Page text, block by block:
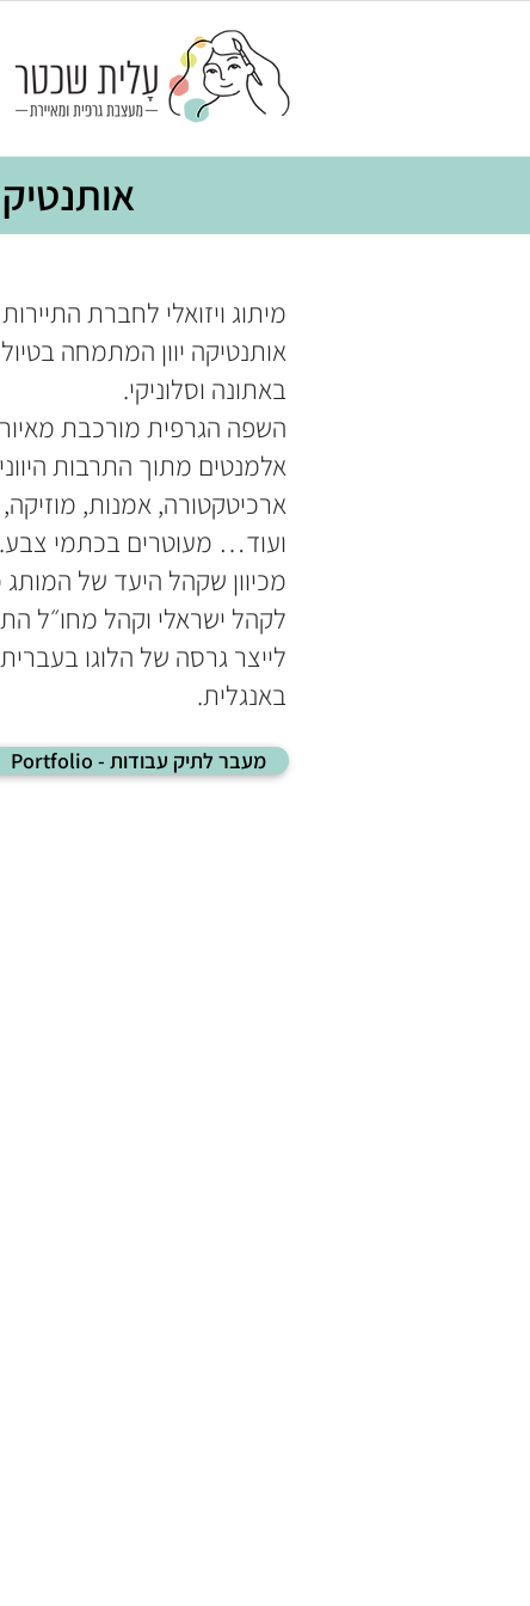
מיתוג ויזואלי לחברת התיירות
אותנטיקה יוון המתמחה
באתונה וסלוניקי.
השפה הגרפית מורכבת
אלמנטים מתוך התרבות
ארכיטקטורה, אמנות, מוזיקה,
ועוד… מעוטרים בכתמי צבע.
מכיוון שקהל היעד של
לקהל ישראלי וקהל מחו״ל
לייצר גרסה של הלוגו
באנגלית.
Portfolio - מעבר לתיק עבודות